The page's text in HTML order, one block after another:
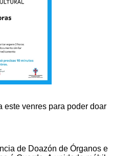
este venres para poder doar
de Doazón de Órganos e